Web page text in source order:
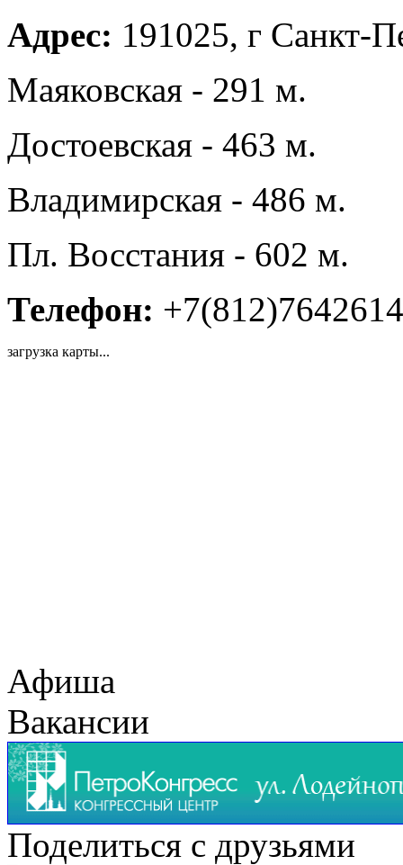
Адрес: 191025, г Санкт-
Маяковская - 291 м.
Достоевская - 463 м.
Владимирская - 486 м.
Пл. Восстания - 602 м.
Телефон: +7(812)7642614
загрузка карты...
Афиша
Вакансии
Поделиться с друзьями